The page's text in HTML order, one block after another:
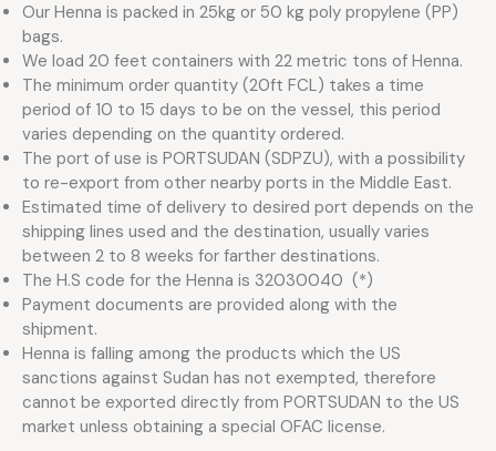
Our Henna is packed in 25kg or 50 kg poly propylene (PP)
bags.
We load 20 feet containers with 22 metric tons of Henna.
The minimum order quantity (20ft FCL) takes a time
period of 10 to 15 days to be on the vessel, this period
varies depending on the quantity ordered.
The port of use is PORTSUDAN (SDPZU), with a possibility
to re-export from other nearby ports in the Middle East.
Estimated time of delivery to desired port depends on the
shipping lines used and the destination, usually varies
between 2 to 8 weeks for farther destinations.
The H.S code for the Henna is 32030040 (*)
Payment documents are provided along with the
shipment.
Henna is falling among the products which the US
sanctions against Sudan has not exempted, therefore
cannot be exported directly from PORTSUDAN to the US
market unless obtaining a special OFAC license.